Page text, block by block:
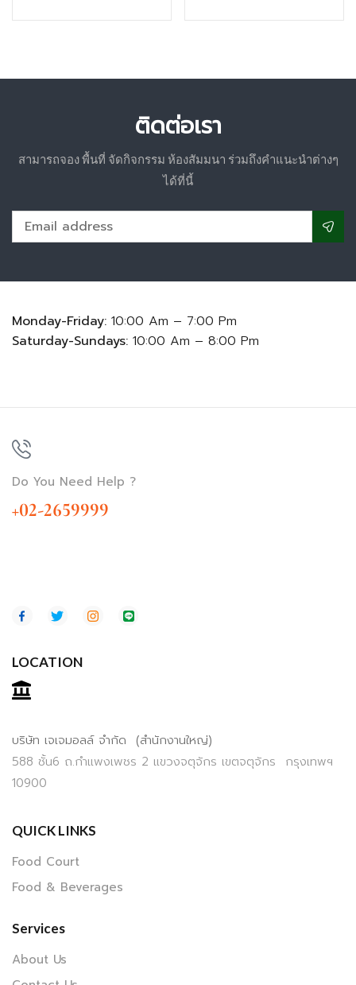
ติดต่อเรา
สามารถจอง พื้นที่ จัดกิจกรรม ห้องสัมมนา ร่วมถึงคำแนะนำต่างๆ
ได้ที่นี้
Monday-Friday: 10:00 Am – 7:00 Pm
Saturday-Sundays: 10:00 Am – 8:00 Pm
Do You Need Help ?
+02-2659999
LOCATION
บริษัท เจเจมอลล์ จำกัด (สำนักงานใหญ่)
588 ชั้น6 ถ.กำแพงเพชร 2 แขวงจตุจักร เขตจตุจักร กรุงเทพฯ
10900
QUICK LINKS
Food Court
Food & Beverages
Services
About Us